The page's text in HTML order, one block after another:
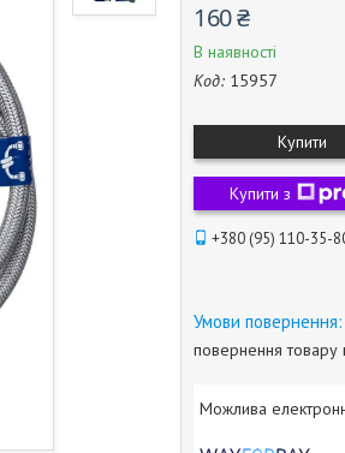
160 ₴
В наявності
Код: 15957
Купити
Купити з
+380 (95) 110-35-
повернення товару